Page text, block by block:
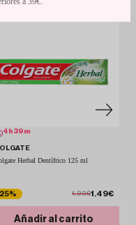
4 h 39 m
Herbal Dentífrico 125 ml
25% 1.99€1.49€
Añadir al carrito